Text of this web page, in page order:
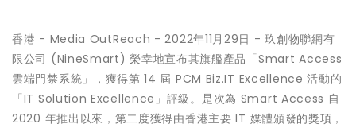
香港 - Media OutReach - 2022年11月29日 - 玖創物聯網有
限公司 (NineSmart) 榮幸地宣布其旗艦產品「Smart Access
雲端門禁系統」，獲得第 14 屆 PCM Biz.IT Excellence 活動的
「IT Solution Excellence」評級。是次為 Smart Access 自
2020 年推出以來，第二度獲得由香港主要 IT 媒體頒發的獎項，